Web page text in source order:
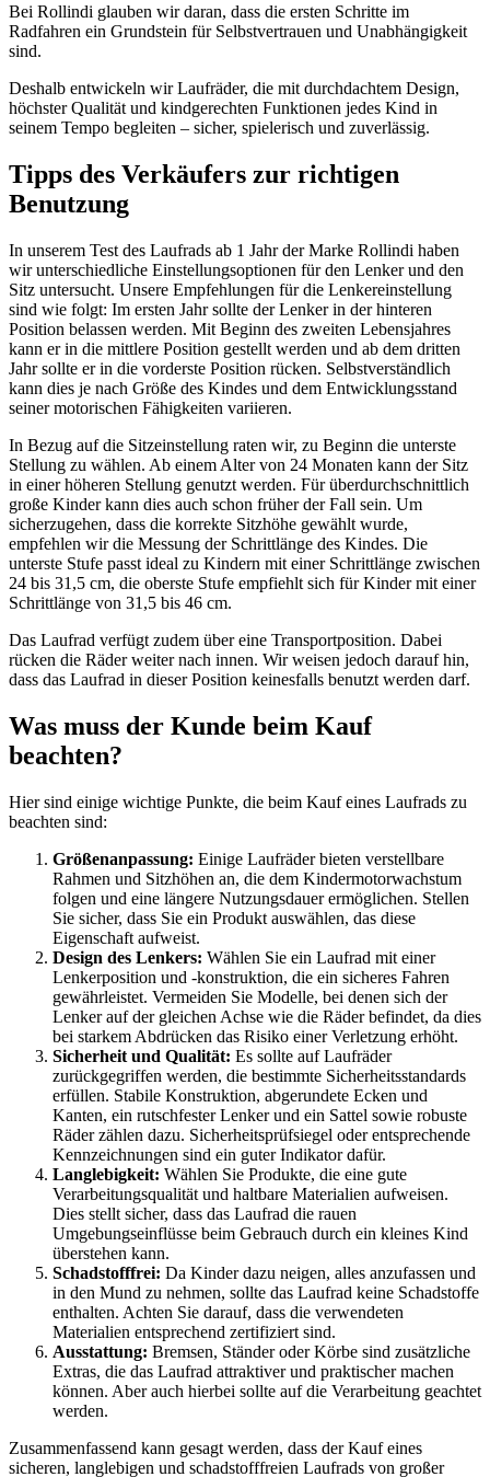
Bei Rollindi glauben wir daran, dass die ersten Schritte im
Radfahren ein Grundstein für Selbstvertrauen und Unabhängigkeit
sind.
Deshalb entwickeln wir Laufräder, die mit durchdachtem Design,
höchster Qualität und kindgerechten Funktionen jedes Kind in
seinem Tempo begleiten – sicher, spielerisch und zuverlässig.
Tipps des Verkäufers zur richtigen
Benutzung
In unserem Test des Laufrads ab 1 Jahr der Marke Rollindi haben
wir unterschiedliche Einstellungsoptionen für den Lenker und den
Sitz untersucht. Unsere Empfehlungen für die Lenkereinstellung
sind wie folgt: Im ersten Jahr sollte der Lenker in der hinteren
Position belassen werden. Mit Beginn des zweiten Lebensjahres
kann er in die mittlere Position gestellt werden und ab dem dritten
Jahr sollte er in die vorderste Position rücken. Selbstverständlich
kann dies je nach Größe des Kindes und dem Entwicklungsstand
seiner motorischen Fähigkeiten variieren.
In Bezug auf die Sitzeinstellung raten wir, zu Beginn die unterste
Stellung zu wählen. Ab einem Alter von 24 Monaten kann der Sitz
in einer höheren Stellung genutzt werden. Für überdurchschnittlich
große Kinder kann dies auch schon früher der Fall sein. Um
sicherzugehen, dass die korrekte Sitzhöhe gewählt wurde,
empfehlen wir die Messung der Schrittlänge des Kindes. Die
unterste Stufe passt ideal zu Kindern mit einer Schrittlänge zwischen
24 bis 31,5 cm, die oberste Stufe empfiehlt sich für Kinder mit einer
Schrittlänge von 31,5 bis 46 cm.
Das Laufrad verfügt zudem über eine Transportposition. Dabei
rücken die Räder weiter nach innen. Wir weisen jedoch darauf hin,
dass das Laufrad in dieser Position keinesfalls benutzt werden darf.
Was muss der Kunde beim Kauf
beachten?
Hier sind einige wichtige Punkte, die beim Kauf eines Laufrads zu
beachten sind:
Größenanpassung: Einige Laufräder bieten verstellbare
Rahmen und Sitzhöhen an, die dem Kindermotorwachstum
folgen und eine längere Nutzungsdauer ermöglichen. Stellen
Sie sicher, dass Sie ein Produkt auswählen, das diese
Eigenschaft aufweist.
Design des Lenkers: Wählen Sie ein Laufrad mit einer
Lenkerposition und -konstruktion, die ein sicheres Fahren
gewährleistet. Vermeiden Sie Modelle, bei denen sich der
Lenker auf der gleichen Achse wie die Räder befindet, da dies
bei starkem Abdrücken das Risiko einer Verletzung erhöht.
Sicherheit und Qualität: Es sollte auf Laufräder
zurückgegriffen werden, die bestimmte Sicherheitsstandards
erfüllen. Stabile Konstruktion, abgerundete Ecken und
Kanten, ein rutschfester Lenker und ein Sattel sowie robuste
Räder zählen dazu. Sicherheitsprüfsiegel oder entsprechende
Kennzeichnungen sind ein guter Indikator dafür.
Langlebigkeit: Wählen Sie Produkte, die eine gute
Verarbeitungsqualität und haltbare Materialien aufweisen.
Dies stellt sicher, dass das Laufrad die rauen
Umgebungseinflüsse beim Gebrauch durch ein kleines Kind
überstehen kann.
Schadstofffrei: Da Kinder dazu neigen, alles anzufassen und
in den Mund zu nehmen, sollte das Laufrad keine Schadstoffe
enthalten. Achten Sie darauf, dass die verwendeten
Materialien entsprechend zertifiziert sind.
Ausstattung: Bremsen, Ständer oder Körbe sind zusätzliche
Extras, die das Laufrad attraktiver und praktischer machen
können. Aber auch hierbei sollte auf die Verarbeitung geachtet
werden.
Zusammenfassend kann gesagt werden, dass der Kauf eines
sicheren, langlebigen und schadstofffreien Laufrads von großer